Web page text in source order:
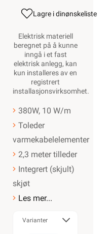
Lagre i dinønskeliste
Elektrisk materiell
beregnet på å kunne
inngå i et fast
elektrisk anlegg, kan
kun installeres av en
registrert
installasjonsvirksomhet.
380W, 10 W/m
Toleder
varmekabelelementer
2,3 meter tilleder
Integrert (skjult)
skjøt
Les mer...
Varianter